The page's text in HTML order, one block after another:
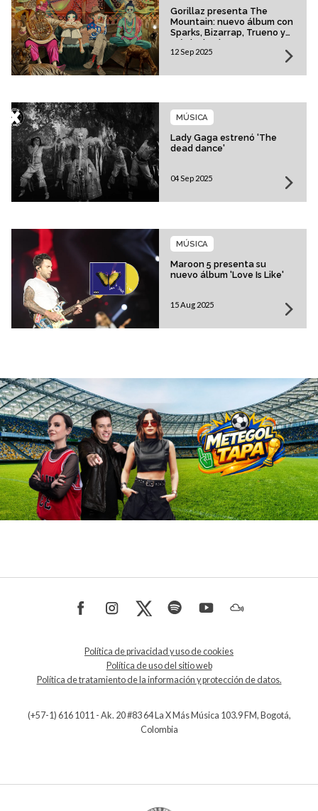
Gorillaz presenta The
Mountain: nuevo álbum con
Sparks, Bizarrap, Trueno y
más invitados
12 Sep 2025
Lady Gaga estrenó 'The
dead dance'
MÚSICA
04 Sep 2025
Maroon 5 presenta su
nuevo álbum 'Love Is Like'
MÚSICA
15 Aug 2025
Política de privacidad y uso de cookies
Política de uso del sitio web
Política de tratamiento de la información y protección de datos.
(+57-1) 616 1011 - Ak. 20 #83 64 La X Más Música 103.9 FM, Bogotá,
Colombia